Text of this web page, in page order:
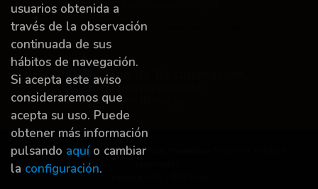
Financiado por la Unión Europea-Next Generation
Dereitos de autor © 2026Grupo Trevenque
usuarios obtenida a
través de la observación
continuada de sus
hábitos de navegación.
Si acepta este aviso
consideraremos que
acepta su uso. Puede
obtener más información
pulsando aquío cambiar
la configuración.